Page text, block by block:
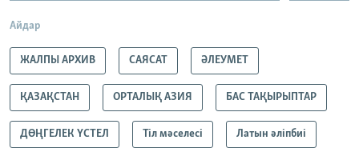
Айдар
ЖАЛПЫ АРХИВ САЯСАТ ӘЛЕУМЕТ
ҚАЗАҚСТАН ОРТАЛЫҚ АЗИЯ БАС ТАҚЫРЫПТАР
ДӨҢГЕЛЕК ҮСТЕЛ Тіл мәселесі Латын әліпбиі